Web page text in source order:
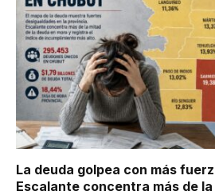
La deuda golpea con más
Escalante concentra más de